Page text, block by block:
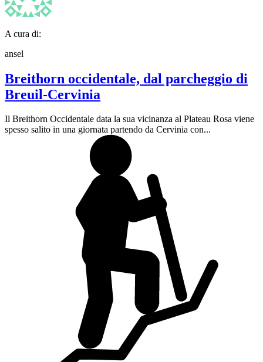
A cura di:
ansel
Breithorn occidentale, dal parcheggio di
Breuil-Cervinia
Il Breithorn Occidentale data la sua vicinanza al Plateau Rosa viene
spesso salito in una giornata partendo da Cervinia con...